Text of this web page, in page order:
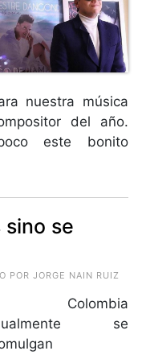
nuestra música
del año.
este bonito
sino se
JORGE NAIN RUIZ
Colombia
se